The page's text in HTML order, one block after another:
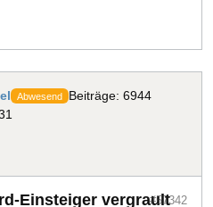
Abwesend Beiträge: 6944
Einsteiger vergrault#57342